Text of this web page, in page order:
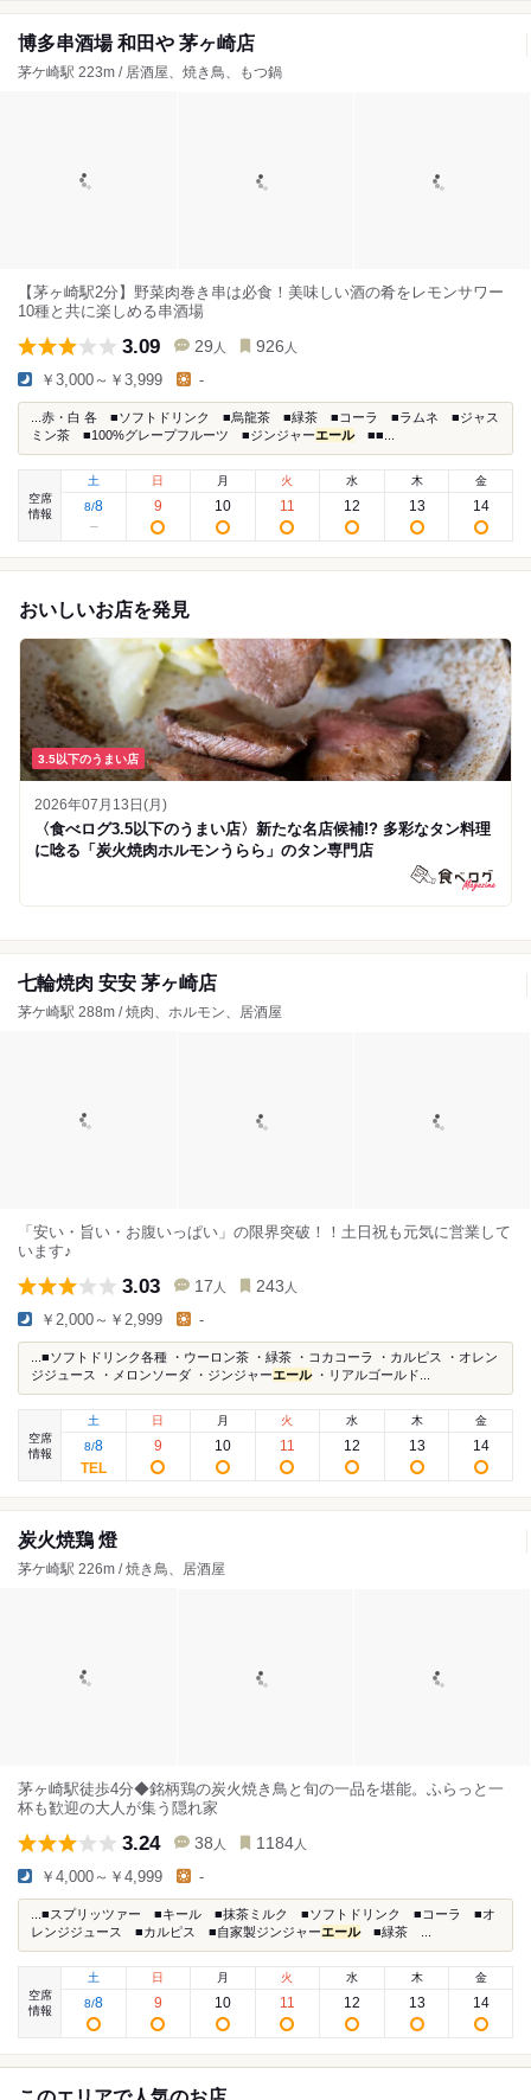
博多串酒場 和田や 茅ヶ崎店
茅ケ崎駅 223m / 居酒屋、焼き鳥、もつ鍋
【茅ヶ崎駅2分】野菜肉巻き串は必食！美味しい酒の肴をレモンサワー
10種と共に楽しめる串酒場
3.09 29 人 926 人
￥3,000～￥3,999 -
...赤・白 各 ■ソフトドリンク ■烏龍茶 ■緑茶 ■コーラ ■ラムネ ■ジャス
ミン茶 ■100%グレープフルーツ ■ジンジャーエール■■...
空席
情報
土
8/8
日
9
月
10
火
11
水
12
木
13
金
14
おいしいお店を発見
3.5以下のうまい店
2026年07月13日(月)
〈食べログ3.5以下のうまい店〉新たな名店候補!? 多彩なタン料理
に唸る「炭火焼肉ホルモンうらら」のタン専門店
七輪焼肉 安安 茅ヶ崎店
茅ケ崎駅 288m / 焼肉、ホルモン、居酒屋
「安い・旨い・お腹いっぱい」の限界突破！！土日祝も元気に営業して
います♪
3.03 17 人 243 人
￥2,000～￥2,999 -
...■ソフトドリンク各種 ・ウーロン茶 ・緑茶 ・コカコーラ ・カルピス ・オレン
ジジュース ・メロンソーダ ・ジンジャーエール・リアルゴールド...
空席
情報
土
8/8
日
9
月
10
火
11
水
12
木
13
金
14
炭火焼鶏 燈
茅ケ崎駅 226m / 焼き鳥、居酒屋
茅ヶ崎駅徒歩4分◆銘柄鶏の炭火焼き鳥と旬の一品を堪能。ふらっと一
杯も歓迎の大人が集う隠れ家
3.24 38 人 1184 人
￥4,000～￥4,999 -
...■スプリッツァー ■キール ■抹茶ミルク ■ソフトドリンク ■コーラ ■オ
レンジジュース ■カルピス ■自家製ジンジャーエール■緑茶 ...
空席
情報
土
8/8
日
9
月
10
火
11
水
12
木
13
金
14